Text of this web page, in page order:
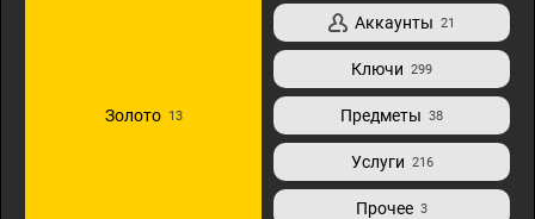
Золото 13
Аккаунты 21
Ключи 299
Предметы 38
Услуги 216
Прочее 3